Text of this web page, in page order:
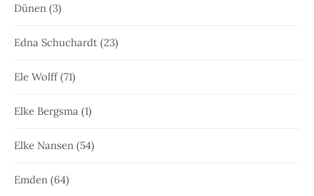
Dünen (3)
Edna Schuchardt (23)
Ele Wolff(71)
Elke Bergsma (1)
Elke Nansen (54)
Emden (64)